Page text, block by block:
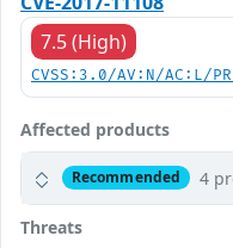
7.5 (High)
CVSS:3.0/AV:N/AC:L/
Affected products
Recommended 4
Threats